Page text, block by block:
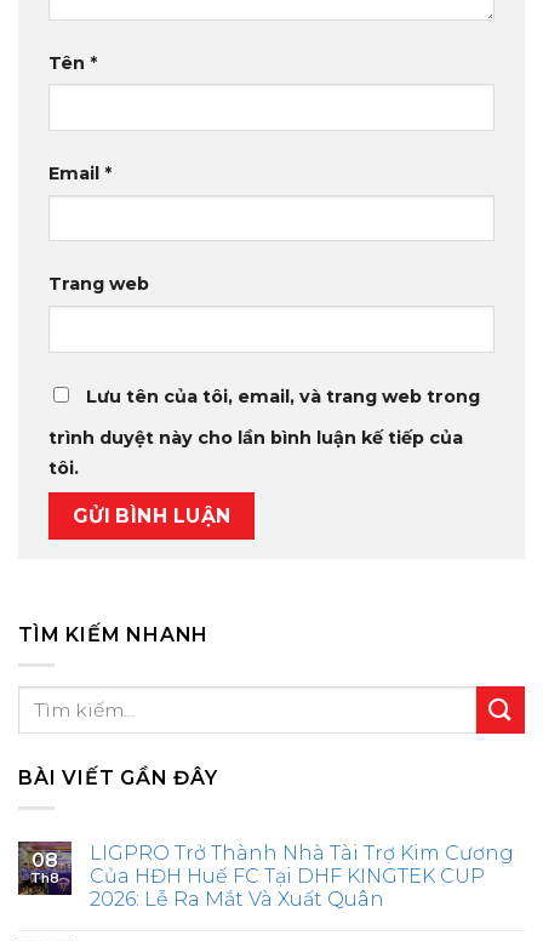
Tên *
Email *
Trang web
Lưu tên của tôi, email, và trang web trong
trình duyệt này cho lần bình luận kế tiếp của
tôi.
TÌM KIẾM NHANH
BÀI VIẾT GẦN ĐÂY
08
Th8
LIGPRO Trở Thành Nhà Tài Trợ Kim Cương
Của HĐH Huế FC Tại DHF KINGTEK CUP
2026: Lễ Ra Mắt Và Xuất Quân